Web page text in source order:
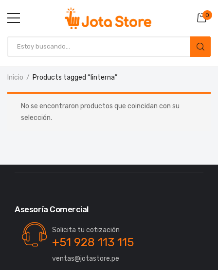
0
Inicio Products tagged “linterna”
No se encontraron productos que coincidan con su
selección.
Asesoría Comercial
Solicita tu cotización
+51 928 113 115
ventas@jotastore.pe